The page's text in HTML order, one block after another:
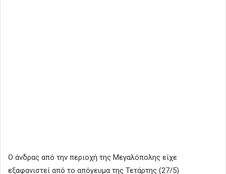
Ο άνδρας από την περιοχή της Μεγαλόπολης είχε
εξαφανιστεί από το απόγευμα της Τετάρτης (27/5)